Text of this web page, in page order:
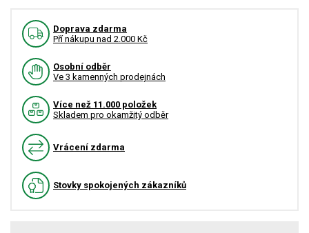
Doprava zdarma
Pří nákupu nad 2.000 Kč
Osobní odběr
Ve 3 kamenných prodejnách
Více než 11.000 položek
Skladem pro okamžitý odběr
Vrácení zdarma
Stovky spokojených zákazníků